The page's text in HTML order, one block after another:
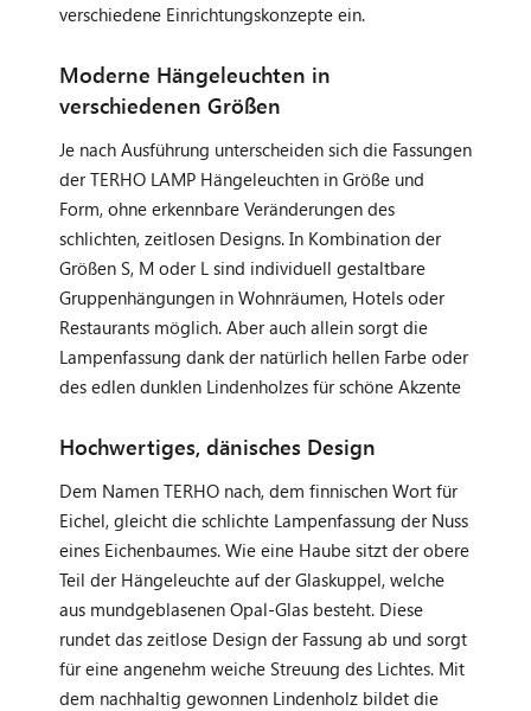
verschiedene Einrichtungskonzepte ein.
Moderne Hängeleuchten in
verschiedenen Größen
Je nach Ausführung unterscheiden sich die Fassungen
der TERHO LAMP Hängeleuchten in Größe und
Form, ohne erkennbare Veränderungen des
schlichten, zeitlosen Designs. In Kombination der
Größen S, M oder L sind individuell gestaltbare
Gruppenhängungen in Wohnräumen, Hotels oder
Restaurants möglich. Aber auch allein sorgt die
Lampenfassung dank der natürlich hellen Farbe oder
des edlen dunklen Lindenholzes für schöne Akzente
Hochwertiges, dänisches Design
Dem Namen TERHO nach, dem finnischen Wort für
Eichel, gleicht die schlichte Lampenfassung der Nuss
eines Eichenbaumes. Wie eine Haube sitzt der obere
Teil der Hängeleuchte auf der Glaskuppel, welche
aus mundgeblasenen Opal-Glas besteht. Diese
rundet das zeitlose Design der Fassung ab und sorgt
für eine angenehm weiche Streuung des Lichtes. Mit
dem nachhaltig gewonnen Lindenholz bildet die